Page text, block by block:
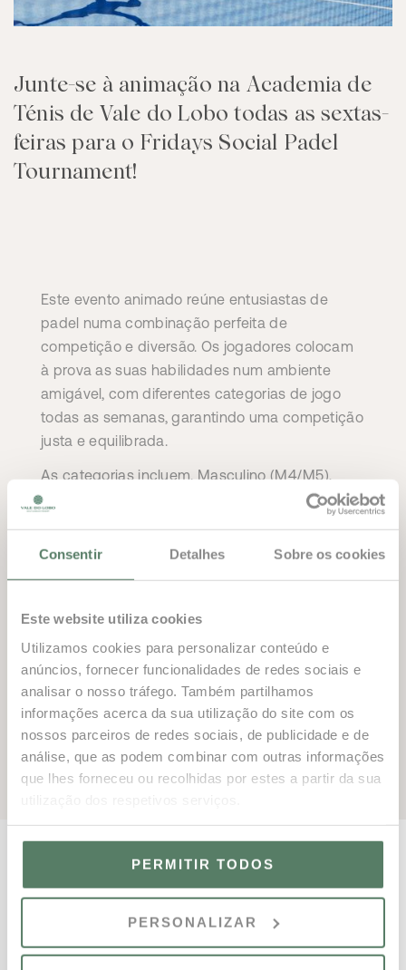
Consentir Detalhes Sobre os cookies
Este website utiliza cookies
Utilizamos cookies para personalizar conteúdo e
anúncios, fornecer funcionalidades de redes sociais e
analisar o nosso tráfego. Também partilhamos
informações acerca da sua utilização do site com os
nossos parceiros de redes sociais, de publicidade e de
análise, que as podem combinar com outras informações
que lhes forneceu ou recolhidas por estes a partir da sua
PERMITIR TODOS
PERSONALIZAR
Junte-se à animação na Academia de
Ténis de Vale do Lobo todas as sextas-
feiras para o Fridays Social Padel
Tournament!
Este evento animado reúne entusiastas de
padel numa combinação perfeita de
competição e diversão. Os jogadores colocam
à prova as suas habilidades num ambiente
amigável, com diferentes categorias de jogo
todas as semanas, garantindo uma competição
justa e equilibrada.
As categorias incluem. Masculino (M4/M5),
Feminino (F4/F5) e Mistos (MX4/ MX5),
adequado.
Seja um jogador experiente ou apenas queira
oportunidade única para praticar desporto e
socializar. Não perca este evento fantástico
onde diversão, fitness e amizade se juntam
todas as sextas-feiras!